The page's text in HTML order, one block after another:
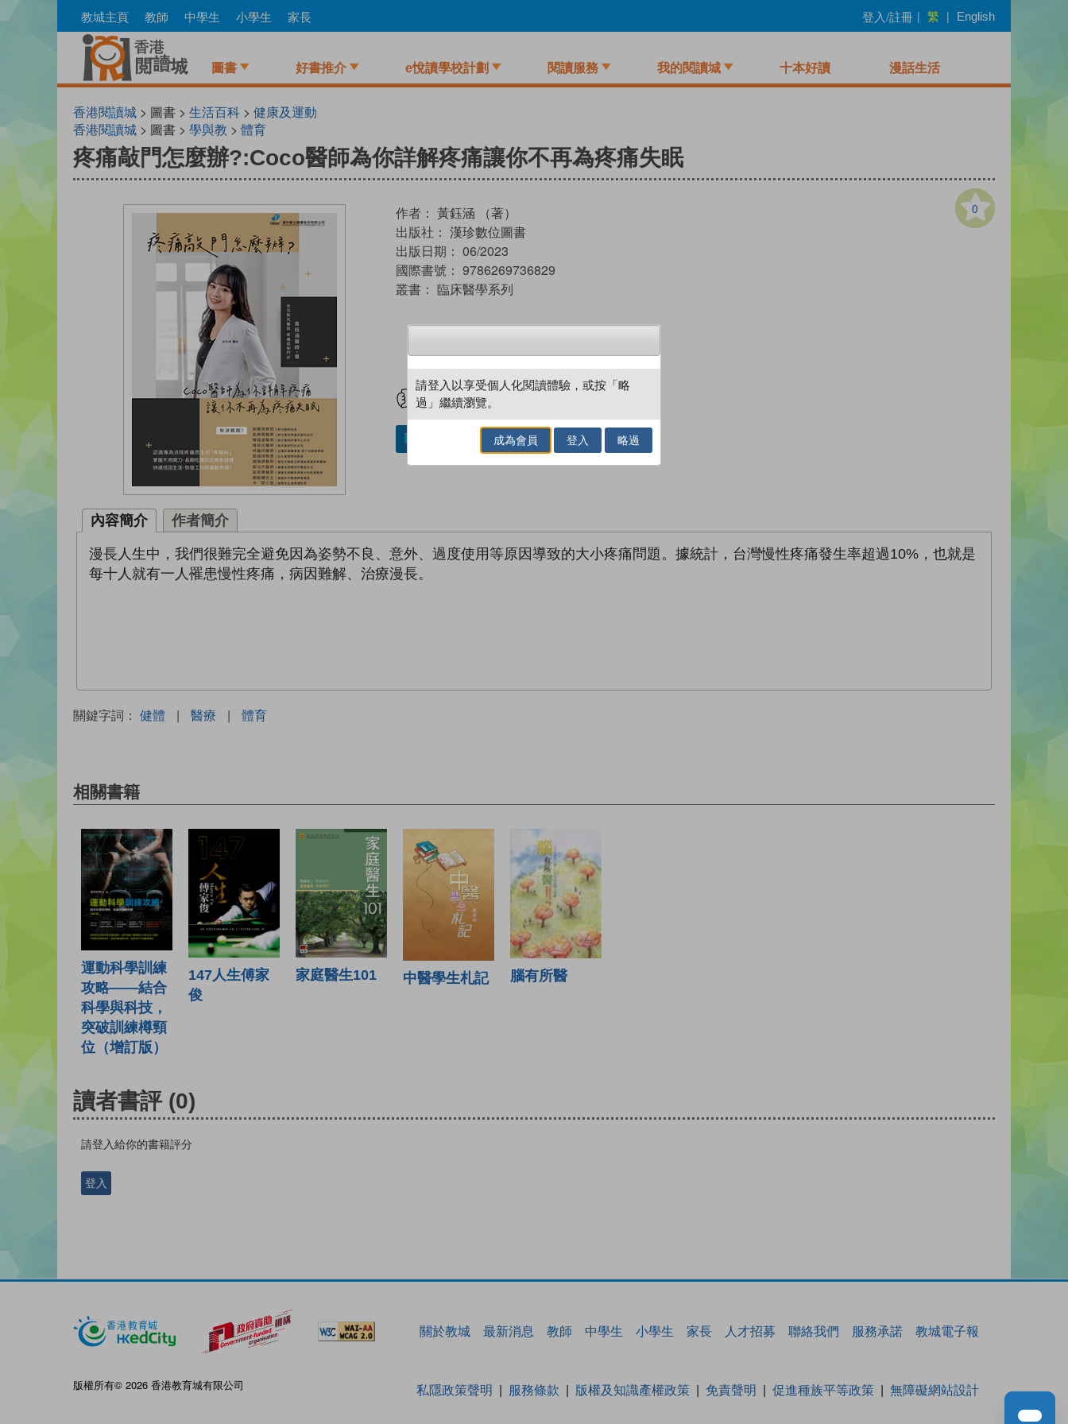
to
教城主頁 教師 中學生 小學生 家長 登入/註冊 | 繁 | English
圖書 好書推介 e悅讀學校計劃 閱讀服務 我的閱讀城 十本好讀 漫話生活
香港閱讀城 > 圖書 > 生活百科 > 健康及運動
香港閱讀城 > 圖書 > 學與教 > 體育
疼痛敲門怎麼辦?:Coco醫師為你詳解疼痛讓你不再為疼痛失眠
0
作者： 黃鈺涵 （著）
出版社： 漢珍數位圖書
出版日期： 06/2023
國際書號： 9786269736829
叢書： 臨床醫學系列
試閲 加入閱讀紀錄
加入／閱讀電子書
內容簡介 作者簡介
漫長人生中，我們很難完全避免因為姿勢不良、意外、過度使用等原因導致的大小疼痛問題。據統計，台灣慢性疼痛發生率超過10%，也就是
每十人就有一人罹患慢性疼痛，病因難解、治療漫長。
關鍵字詞： 健體 | 醫療 | 體育
相關書籍
運動科學訓練
攻略——結合
科學與科技，
突破訓練樽頸
位（增訂版）
147人生傅家
俊
家庭醫生101 中醫學生札記 腦有所醫
讀者書評 (0)
請登入給你的書籍評分
登入
關於教城 最新消息 教師 中學生 小學生 家長 人才招募 聯絡我們 服務承諾 教城電子報
版權所有© 2026 香港教育城有限公司 私隱政策聲明 服務條款 版權及知識產權政策 免責聲明 促進種族平等政策 無障礙網站設計
請登入以享受個人化閱讀體驗，或按「略
過」繼續瀏覽。
成為會員 登入 略過